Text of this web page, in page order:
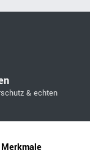
& echten
Merkmale